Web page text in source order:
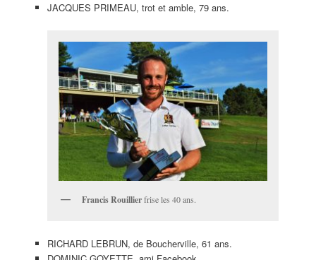
JACQUES PRIMEAU, trot et amble, 79 ans.
Francis Rouillierfrise les 40 ans.
RICHARD LEBRUN, de Boucherville, 61 ans.